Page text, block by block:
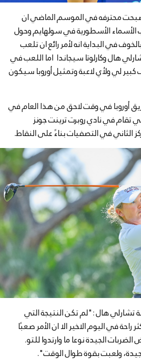
محترفه في الموسم الماضي ان
الأسماء الأسطورية في سولهايم وحول
في البداية انه لأمر رائع ان تلعب
هال وكارلوتا سيجاندا اما اللعب في
لي ولأي لاعبة وتمثيل أوروبا سيكون
أوروبا في وقت لاحق من هذا العام في
2024، التي تقام في نادي روبرت ترينت جونز
الثاني في التصفيات بناءً على النقاط.
تشارلي هال :"لم تكن النتيجة التي
راحة في اليوم الاخير الا ان الأمر صعبًا
الجيدة نوعا ما وارتدوا للتو.
ولعبت بقوة طوال الوقت".